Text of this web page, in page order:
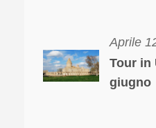
Aprile
Tour in
giugno